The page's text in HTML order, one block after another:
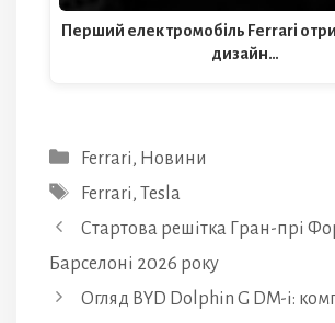
Перший електромобіль Ferrari
дизайн…
Категорії
Ferrari, Новини
Позначки
Ferrari, Tesla
Стартова решітка Гран-прі
Барселоні 2026 року
Огляд BYD Dolphin G DM-i: